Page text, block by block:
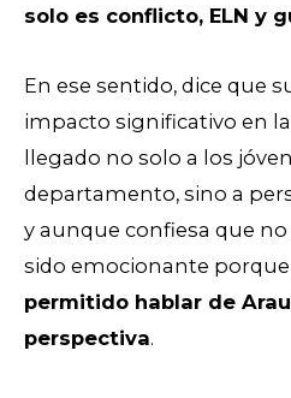
solo es conflicto, ELN y
En ese sentido, dice que
impacto significativo en
llegado no solo a los
departamento, sino a
y aunque confiesa que no
sido emocionante
permitido hablar de
perspectiva.